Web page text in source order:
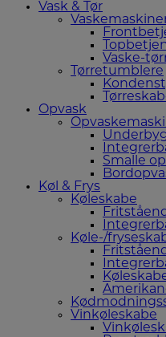
Vask & Tør
Vaske-
Tørretumblere
Opvask
Smalle
Køl & Frys
Køleskabe
Køle-/
Vinkøleskabe